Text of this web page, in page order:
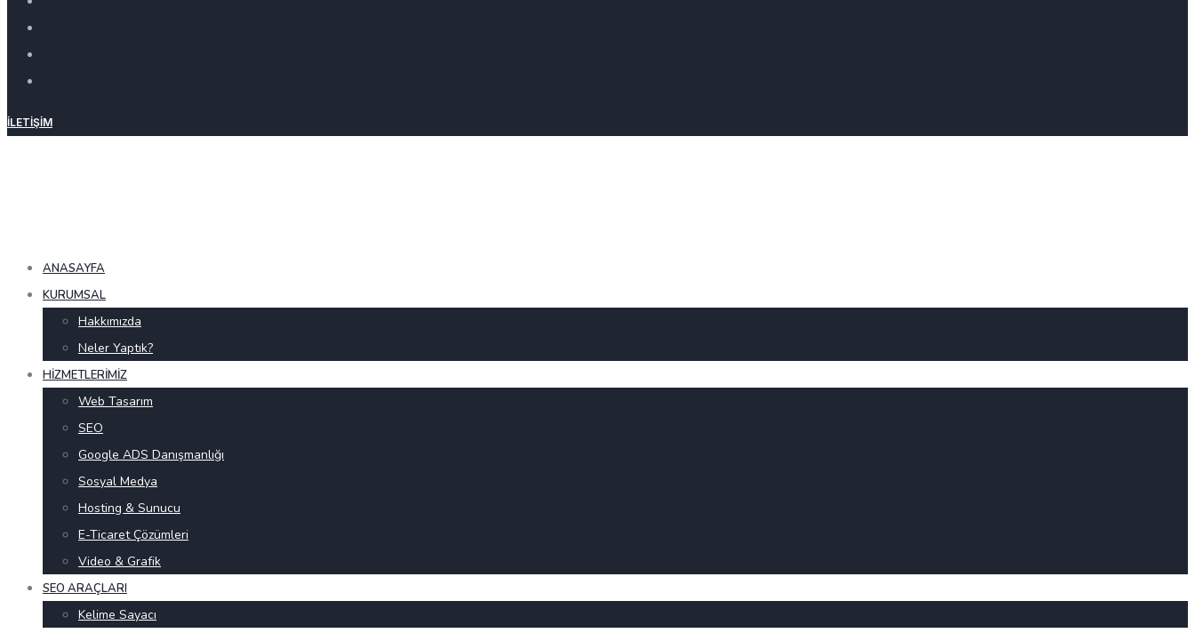
İLETIŞIM
ANASAYFA
KURUMSAL
Hakkımızda
Neler Yaptık?
HIZMETLERIMIZ
Web Tasarım
SEO
Google ADS Danışmanlığı
Sosyal Medya
Hosting & Sunucu
E-Ticaret Çözümleri
Video & Grafik
SEO ARAÇLARI
Kelime Sayacı